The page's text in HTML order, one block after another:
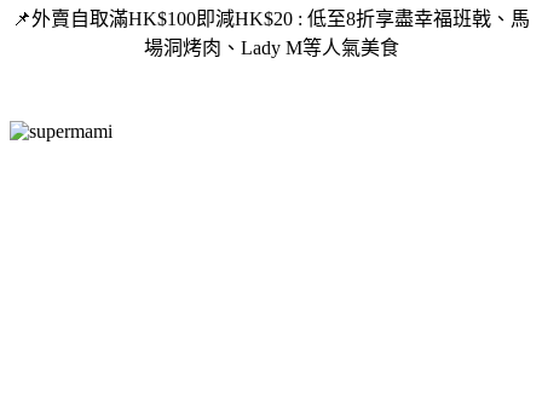
📌外賣自取滿HK$100即減HK$20 : 低至8折享盡幸福班戟、馬
場洞烤肉、Lady M等人氣美食